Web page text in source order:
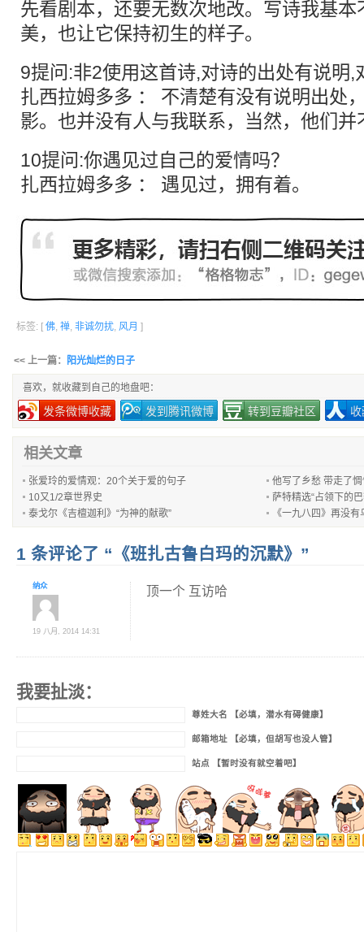
先看剧本，还要无数次地改。写诗我基
美，也让它保持初生的样子。
9提问:非2使用这首诗,对诗的出处有说明,
扎西拉姆多多 ： 不清楚有没有说明出处
影。也并没有人与我联系，当然，他们
10提问:你遇见过自己的爱情吗？
扎西拉姆多多 ： 遇见过，拥有着。
标签: [ 佛, 禅, 非诚勿扰, 风月 ]
<< 上一篇： 阳光灿烂的日子
喜欢，就收藏到自己的地盘吧：
发条微博收藏 发到腾讯微博 转到豆瓣社区
相关文章
张爱玲的爱情观：20个关于爱的句子
他写了乡愁 带走了
10又1/2章世界史
萨特精选“占领下的巴
泰戈尔《吉檀迦利》“为神的献歌”
《一九八四》再没有
1 条评论了 “《班扎古鲁白玛的沉默》”
纳众
19 八月, 2014 14:31
顶一个 互访哈
我要扯淡：
尊姓大名 【必填，潜水有碍健康】
邮箱地址 【必填，但胡写也没人管】
站点 【暂时没有就空着吧】